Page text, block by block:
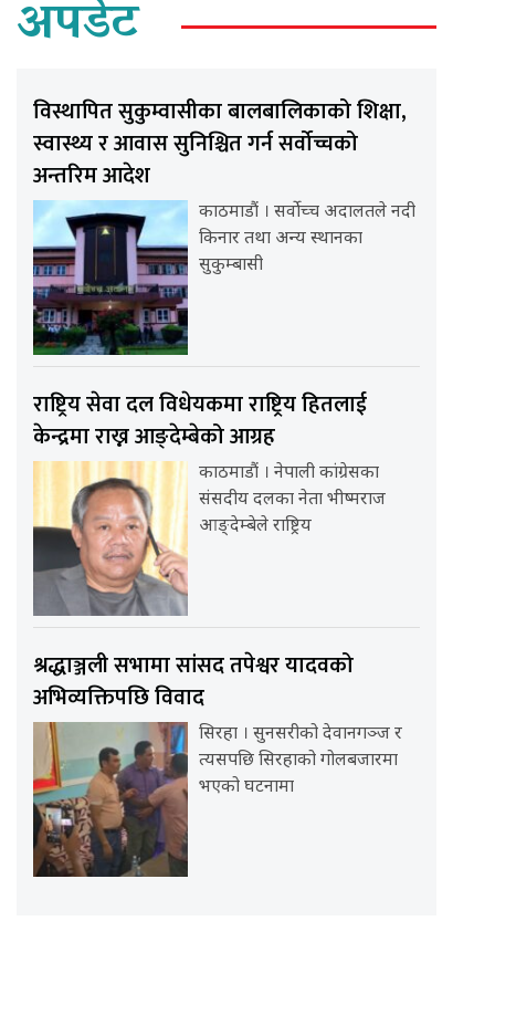
अपडेट
विस्थापित सुकुम्वासीका बालबालिकाको शिक्षा,
स्वास्थ्य र आवास सुनिश्चित गर्न सर्वोच्चको
अन्तरिम आदेश
काठमाडौं । सर्वोच्च अदालतले नदी
किनार तथा अन्य स्थानका
सुकुम्बासी
राष्ट्रिय सेवा दल विधेयकमा राष्ट्रिय हितलाई
केन्द्रमा राख्न आङ्देम्बेको आग्रह
काठमाडौं । नेपाली कांग्रेसका
संसदीय दलका नेता भीष्मराज
आङ्देम्बेले राष्ट्रिय
श्रद्धाञ्जली सभामा सांसद तपेश्वर यादवको
अभिव्यक्तिपछि विवाद
सिरहा । सुनसरीको देवानगञ्ज र
त्यसपछि सिरहाको गोलबजारमा
भएको घटनामा